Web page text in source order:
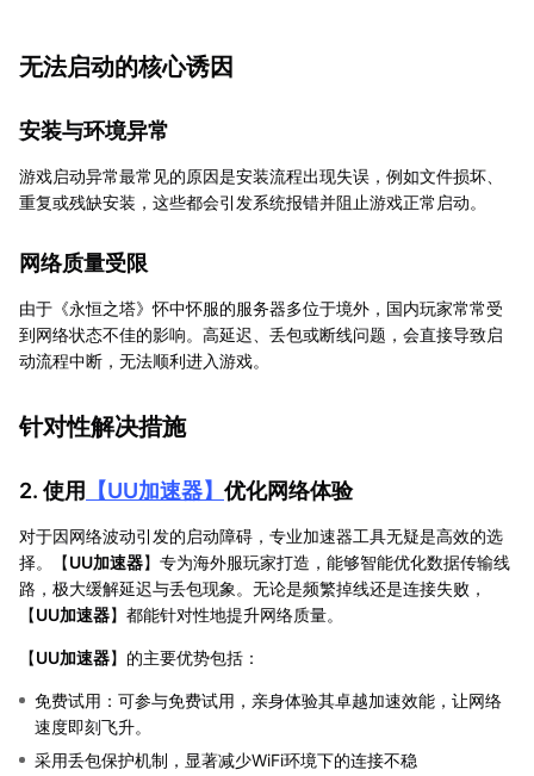
无法启动的核心诱因
安装与环境异常
游戏启动异常最常见的原因是安装流程出现失误，例如文件损坏、
重复或残缺安装，这些都会引发系统报错并阻止游戏正常启动。
网络质量受限
由于《永恒之塔》怀中怀服的服务器多位于境外，国内玩家常常受
到网络状态不佳的影响。高延迟、丢包或断线问题，会直接导致启
动流程中断，无法顺利进入游戏。
针对性解决措施
2. 使用 【UU加速器】 优化网络体验
对于因网络波动引发的启动障碍，专业加速器工具无疑是高效的选
择。【UU加速器】专为海外服玩家打造，能够智能优化数据传输线
路，极大缓解延迟与丢包现象。无论是频繁掉线还是连接失败，
【UU加速器】都能针对性地提升网络质量。
【UU加速器】的主要优势包括：
免费试用：可参与免费试用，亲身体验其卓越加速效能，让网络
速度即刻飞升。
采用丢包保护机制，显著减少WiFi环境下的连接不稳